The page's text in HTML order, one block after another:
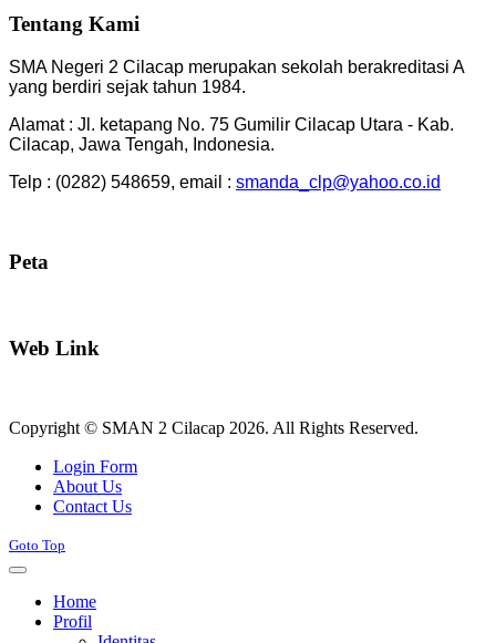
Tentang Kami
SMA Negeri 2 Cilacap merupakan sekolah berakreditasi A
yang berdiri sejak tahun 1984.
Alamat : Jl. ketapang No. 75 Gumilir Cilacap Utara - Kab.
Cilacap, Jawa Tengah, Indonesia.
Telp : (0282) 548659, email : smanda_clp@yahoo.co.id
Peta
Web Link
Copyright © SMAN 2 Cilacap 2026. All Rights Reserved.
Login Form
About Us
Contact Us
Goto Top
Home
Profil